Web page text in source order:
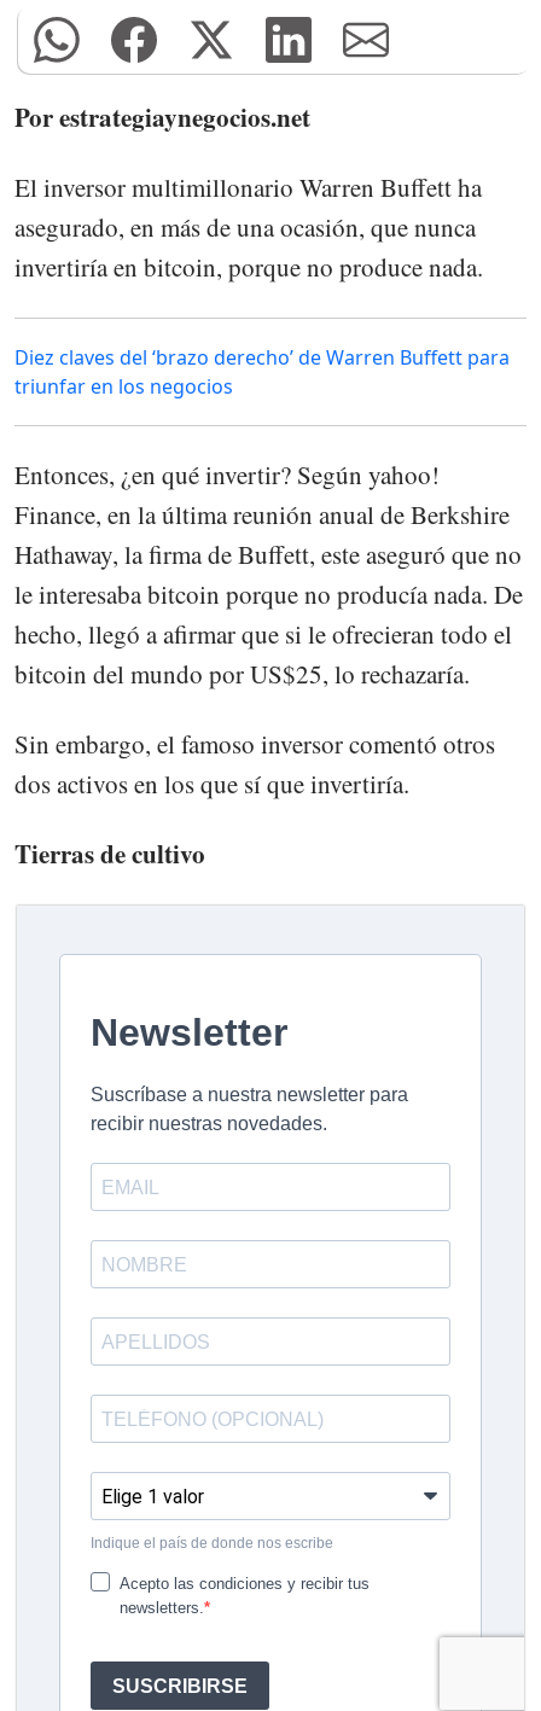
Por estrategiaynegocios.net
El inversor multimillonario Warren Buffett ha
asegurado, en más de una ocasión, que nunca
invertiría en bitcoin, porque no produce nada.
Diez claves del ‘brazo derecho’ de Warren Buffett para
triunfar en los negocios
Entonces, ¿en qué invertir? Según yahoo!
Finance, en la última reunión anual de Berkshire
Hathaway, la firma de Buffett, este aseguró que no
le interesaba bitcoin porque no producía nada. De
hecho, llegó a afirmar que si le ofrecieran todo el
bitcoin del mundo por US$25, lo rechazaría.
Sin embargo, el famoso inversor comentó otros
dos activos en los que sí que invertiría.
Tierras de cultivo